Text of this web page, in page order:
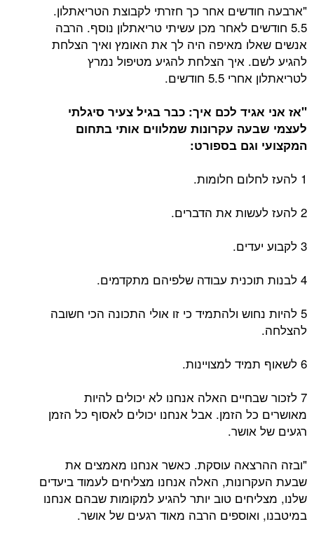
"ארבעה חודשים אחר כך חזרתי לקבוצת הטריאתלון.
5.5 חודשים לאחר מכן עשיתי טריאתלון נוסף. הרבה
אנשים שאלו מאיפה היה לך את האומץ ואיך הצלחת
להגיע לשם. איך הצלחת להגיע מטיפול נמרץ
לטריאתלון אחרי 5.5 חודשים.
"אז אני אגיד לכם איך: כבר בגיל צעיר סיגלתי
לעצמי שבעה עקרונות שמלווים אותי בתחום
המקצועי וגם בספורט:
1 להעז לחלום חלומות.
2 להעז לעשות את הדברים.
3 לקבוע יעדים.
4 לבנות תוכנית עבודה שלפיהם מתקדמים.
5 להיות נחוש ולהתמיד כי זו אולי התכונה הכי חשובה
להצלחה.
6 לשאוף תמיד למצויינות.
7 לזכור שבחיים האלה אנחנו לא יכולים להיות
מאושרים כל הזמן. אבל אנחנו יכולים לאסוף כל הזמן
רגעים של אושר.
"ובזה ההרצאה עוסקת. כאשר אנחנו מאמצים את
שבעת העקרונות, האלה אנחנו מצליחים לעמוד ביעדים
שלנו, מצליחים טוב יותר להגיע למקומות שבהם אנחנו
במיטבנו, ואוספים הרבה מאוד רגעים של אושר.